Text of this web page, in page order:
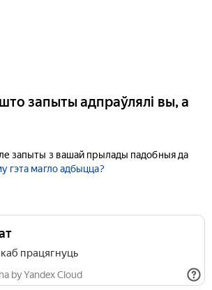
запыты адпраўлялі вы, а
запыты з вашай прылады падобныя да
гэта магло адбыцца?
каб працягнуць
by Yandex Cloud